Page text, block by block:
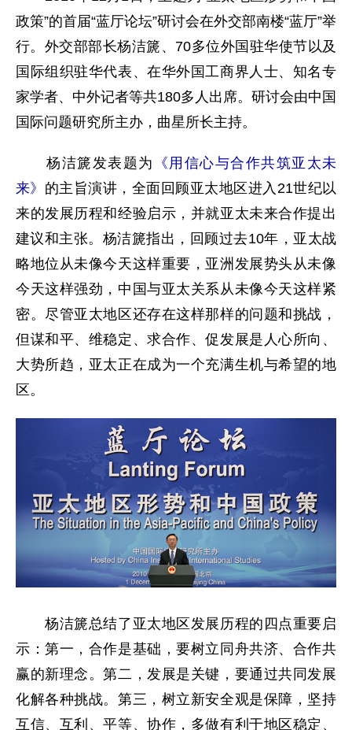
政策”的首届“蓝厅论坛”研讨会在外交部南楼“蓝厅”举
行。外交部部长杨洁篪、70多位外国驻华使节以及
国际组织驻华代表、在华外国工商界人士、知名专
家学者、中外记者等共180多人出席。研讨会由中国
国际问题研究所主办，曲星所长主持。
杨洁篪发表题为
《用信心与合作共筑亚太未
来》 的主旨演讲，全面回顾亚太地区进入21世纪以
来的发展历程和经验启示，并就亚太未来合作提出
建议和主张。杨洁篪指出，回顾过去10年，亚太战
略地位从未像今天这样重要，亚洲发展势头从未像
今天这样强劲，中国与亚太关系从未像今天这样紧
密。尽管亚太地区还存在这样那样的问题和挑战，
但谋和平、维稳定、求合作、促发展是人心所向、
大势所趋，亚太正在成为一个充满生机与希望的地
区。
杨洁篪总结了亚太地区发展历程的四点重要启
示：第一，合作是基础，要树立同舟共济、合作共
赢的新理念。第二，发展是关键，要通过共同发展
化解各种挑战。第三，树立新安全观是保障，坚持
互信、互利、平等、协作，多做有利于地区稳定、